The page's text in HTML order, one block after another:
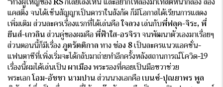
แคสติ้ง จนได้เซ็นสัญญาเป็นดาราในสังกัด ก็มีโอกาสได้เรียนการแสดง
เพิ่มเติม ส่วนละครเรื่องแรกที่ได้เล่นคือ ใจลวง เล่นกับพี่ฟลุค-จิระ, พี่
ยีนส์-เกวลิน ส่วนคู่ของผมคือ พี่ฟ้าใส-อรจิรา จนพัฒนาตัวเองมาเรื่อยๆ
ส่วนตอนนี้ก็มีเรื่อง ภูตรัตติกาล ทาง ช่อง 8เป็นละครแนวแอคชั่น-
แฟนตาซีที่เพิ่งเริ่มจะได้กลับมาถ่ายทำอีกครั้งหลังสถานการณ์โควิด-19
เรื่องนี้ผมได้เล่นเป็น ผาเมือง พระรองที่คอยเป็นมือขวาช่วย
พระเอก โอม-อัชชา นามปาน ส่วนนางเอกคือ เบนซ์-ปุณยาพร พูล